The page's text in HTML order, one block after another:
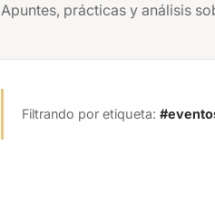
Apuntes, prácticas y análisis
Filtrando por etiqueta: